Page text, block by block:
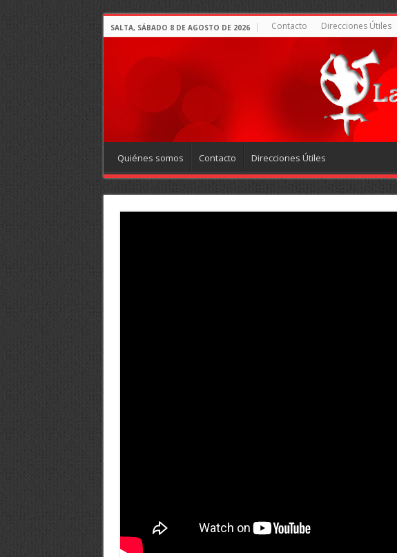
SALTA, SÁBADO 8 DE AGOSTO DE 2026 Contacto Direcciones Útiles
Quiénes somos Contacto Direcciones Útiles